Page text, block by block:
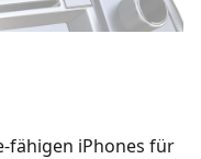
fähigen iPhones für